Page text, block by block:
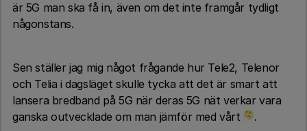
är 5G man ska få in, även om det inte framgår tydligt
någonstans.
Sen ställer jag mig något frågande hur Tele2, Telenor
och Telia i dagsläget skulle tycka att det är smart att
lansera bredband på 5G när deras 5G nät verkar vara
ganska outvecklade om man jämför med vårt
.